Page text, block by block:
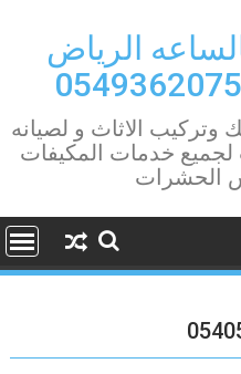
الرياض
وتركيب الاثاث و لصيانه
خدمات المكيفات
الحشرات